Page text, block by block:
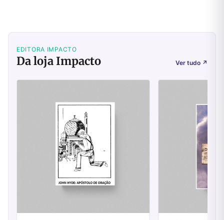
EDITORA IMPACTO
Da loja Impacto Ver tudo ↗